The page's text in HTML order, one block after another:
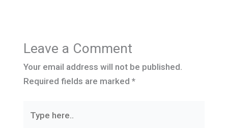
Leave a Comment
Your email address will not be published.
Required fields are marked *
here..